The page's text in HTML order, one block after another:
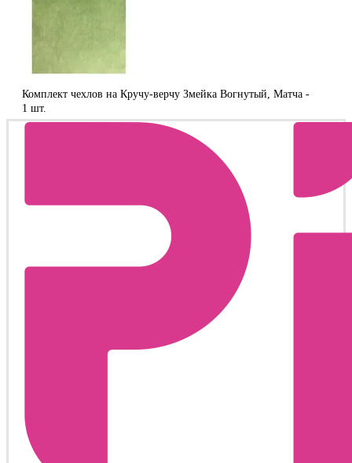
Комплект чехлов на Кручу-верчу Змейка Вогнутый, Матча -
1 шт.